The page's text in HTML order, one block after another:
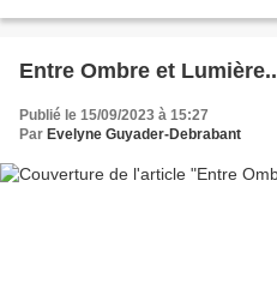
Entre Ombre et Lumière..
Publié le 15/09/2023 à 15:27
Par Evelyne Guyader-Debrabant